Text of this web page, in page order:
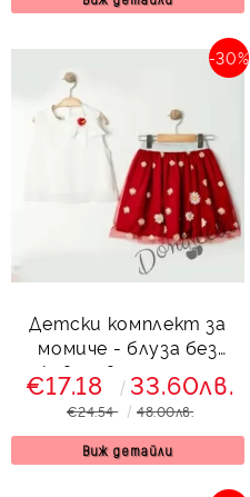
Детски комплект за
момиче - блуза без
ръкав с цвете и пола с
тюл на маргаритки в
червено Тори
-30%
€17.18 33.60лв.
€24.54 48.00лв.
Виж детайли